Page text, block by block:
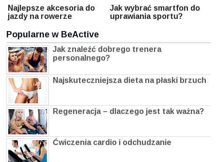
Najlepsze akcesoria do
jazdy na rowerze
Jak wybrać smartfon do
uprawiania sportu?
Popularne w BeActive
Jak znaleźć dobrego trenera
personalnego?
Najskuteczniejsza dieta na płaski brzuch
Regeneracja – dlaczego jest tak ważna?
Ćwiczenia cardio i odchudzanie